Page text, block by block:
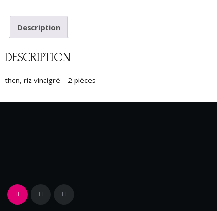
Description
DESCRIPTION
thon, riz vinaigré – 2 pièces